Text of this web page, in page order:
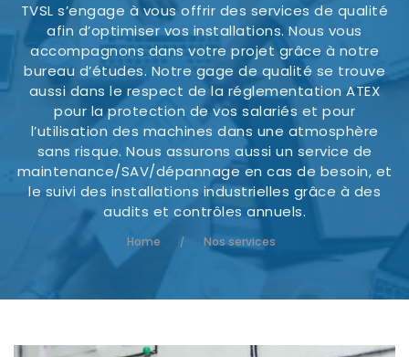
TVSL s’engage à vous offrir des services de qualité
afin d’optimiser vos installations. Nous vous
accompagnons dans votre projet grâce à notre
bureau d’études. Notre gage de qualité se trouve
aussi dans le respect de la réglementation ATEX
pour la protection de vos salariés et pour
l’utilisation des machines dans une atmosphère
sans risque. Nous assurons aussi un service de
maintenance/SAV/dépannage en cas de besoin, et
le suivi des installations industrielles grâce à des
audits et contrôles annuels.
Home / Nos services